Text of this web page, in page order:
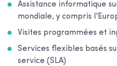
Assistance informatique
mondiale, y compris
Visites programmées et
Services flexibles basés
service (SLA)